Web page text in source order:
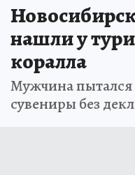
нашли у
коралла
Мужчина пытался
сувениры без